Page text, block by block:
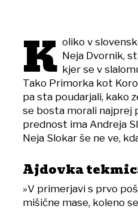
K oliko v
Neja Dvornik,
kjer se v
Tako Primorka kot
pa sta poudarjali, kako
se bosta morali najprej
prednost ima Andreja
Neja Slokar še ne ve,
Ajdovka
»V primerjavi s prvo
mišične mase, koleno